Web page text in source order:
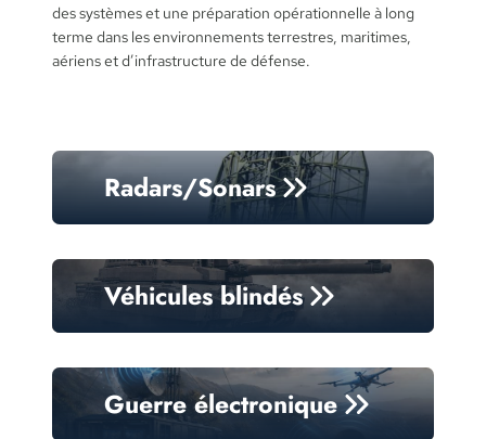
des systèmes et une préparation opérationnelle à long
terme dans les environnements terrestres, maritimes,
aériens et d’infrastructure de défense.
Radars/Sonars
Véhicules blindés
Guerre électronique